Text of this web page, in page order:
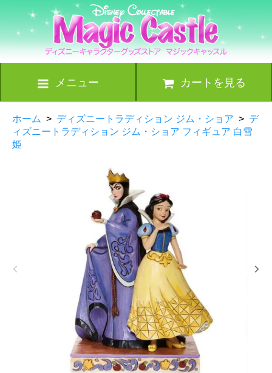
メニュー カートを見る
ホーム > ディズニートラディション ジム・ショア > デ
ィズニートラディション ジム・ショア フィギュア 白雪
姫